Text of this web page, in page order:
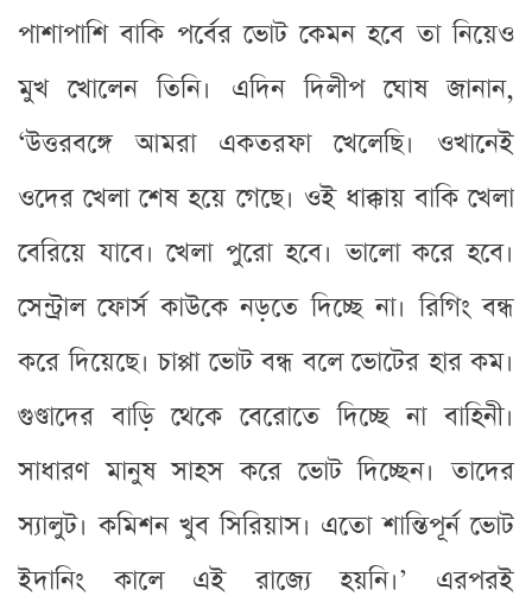
পাশাপাশি বাকি পর্বের ভোট কেমন হবে তা নিয়েও
মুখ খোলেন তিনি। এদিন দিলীপ ঘোষ জানান,
‘উত্তরবঙ্গে আমরা একতরফা খেলেছি। ওখানেই
ওদের খেলা শেষ হয়ে গেছে। ওই ধাক্কায় বাকি খেলা
বেরিয়ে যাবে। খেলা পুরো হবে। ভালো করে হবে।
সেন্ট্রাল ফোর্স কাউকে নড়তে দিচ্ছে না। রিগিং বন্ধ
করে দিয়েছে। চাপ্পা ভোট বন্ধ বলে ভোটের হার কম।
গুণ্ডাদের বাড়ি থেকে বেরোতে দিচ্ছে না বাহিনী।
সাধারণ মানুষ সাহস করে ভোট দিচ্ছেন। তাদের
স্যালুট। কমিশন খুব সিরিয়াস। এতো শান্তিপূর্ন ভোট
ইদানিং কালে এই রাজ্যে হয়নি।’ এরপরই